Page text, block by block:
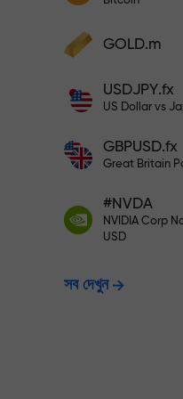
ডিপোজিট
নিশ্চয়তা
X1000
হার
GOLD.m
USDJPY.fx
US Dollar vs
GBPUSD.fx
Great Britain
#NVDA
NVIDIA Corp
USD
সব দেখুন